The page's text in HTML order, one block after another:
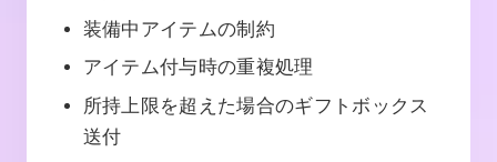
装備中アイテムの制約
アイテム付与時の重複処理
所持上限を超えた場合のギフトボックス
送付